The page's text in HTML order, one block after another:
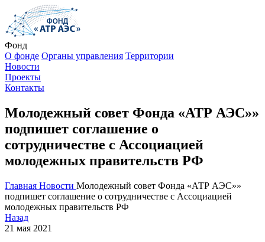
Фонд
О фонде Органы управления Территории
Новости
Проекты
Контакты
Молодежный совет Фонда «АТР АЭС»»
подпишет соглашение о
сотрудничестве с Ассоциацией
молодежных правительств РФ
Главная Новости Молодежный совет Фонда «АТР АЭС»»
подпишет соглашение о сотрудничестве с Ассоциацией
молодежных правительств РФ
Назад
21 мая 2021